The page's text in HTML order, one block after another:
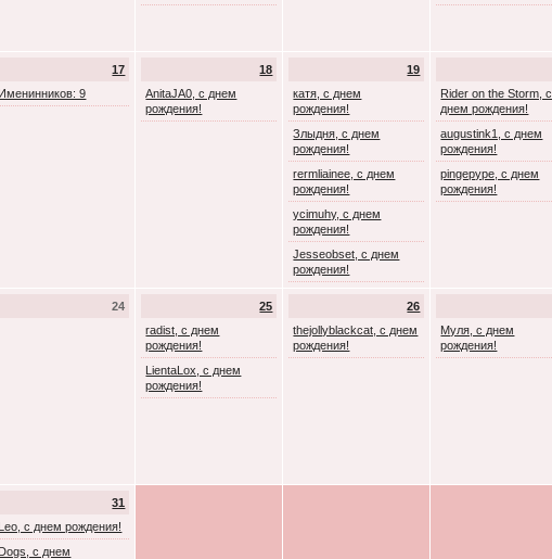
17
Именинников: 9
18
AnitaJA0, с днем
рождения!
19
катя, с днем
рождения!
Злыдня, с днем
рождения!
rermliainee, с днем
рождения!
ycimuhy, с днем
рождения!
Jesseobset, с днем
рождения!
Rider on the Storm, с
днем рождения!
augustink1, с днем
рождения!
pingepype, с днем
рождения!
24
25
radist, с днем
рождения!
LientaLox, с днем
рождения!
26
thejollyblackcat, с днем
рождения!
Муля, с днем
рождения!
31
Leo, с днем рождения!
Dogs, с днем